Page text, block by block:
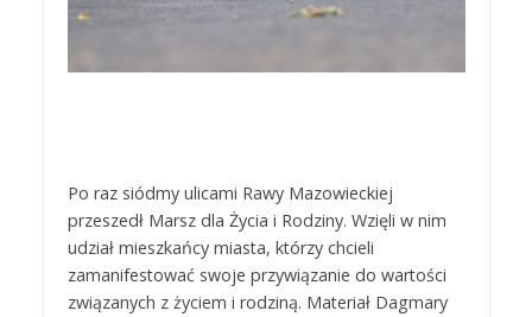
Po raz siódmy ulicami Rawy Mazowieckiej
przeszedł Marsz dla Życia i Rodziny. Wzięli w nim
udział mieszkańcy miasta, którzy chcieli
zamanifestować swoje przywiązanie do wartości
związanych z życiem i rodziną. Materiał Dagmary